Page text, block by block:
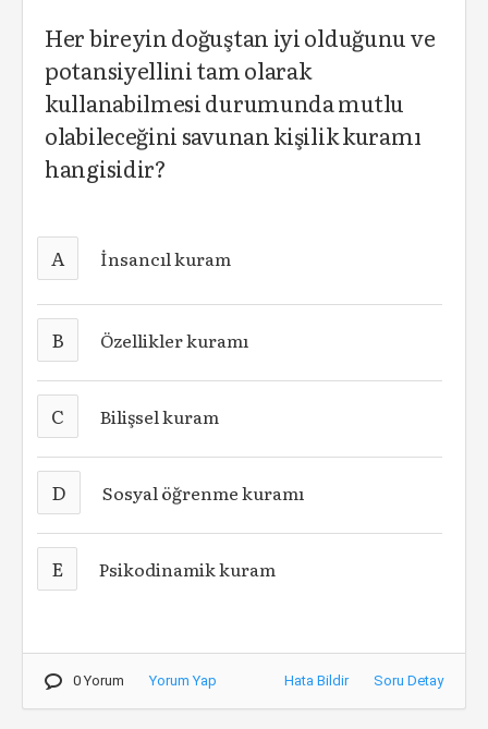
Her bireyin doğuştan iyi olduğunu ve
potansiyellini tam olarak
kullanabilmesi durumunda mutlu
olabileceğini savunan kişilik kuramı
hangisidir?
A İnsancıl kuram
B Özellikler kuramı
C Bilişsel kuram
D Sosyal öğrenme kuramı
E Psikodinamik kuram
0 Yorum Yorum Yap Hata Bildir Soru Detay